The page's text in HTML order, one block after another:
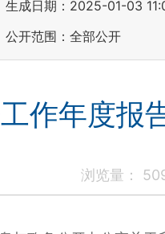
生成日期：2025-01-03
公开范围：全部公开
作年度报
浏览量：